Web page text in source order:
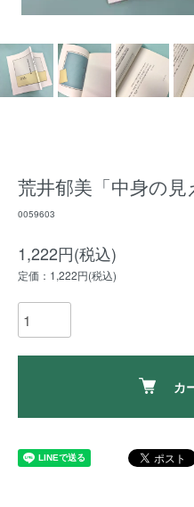
荒井郁美「中身の見
0059603
1,222円(税込)
定価：1,222円(税込)
カ